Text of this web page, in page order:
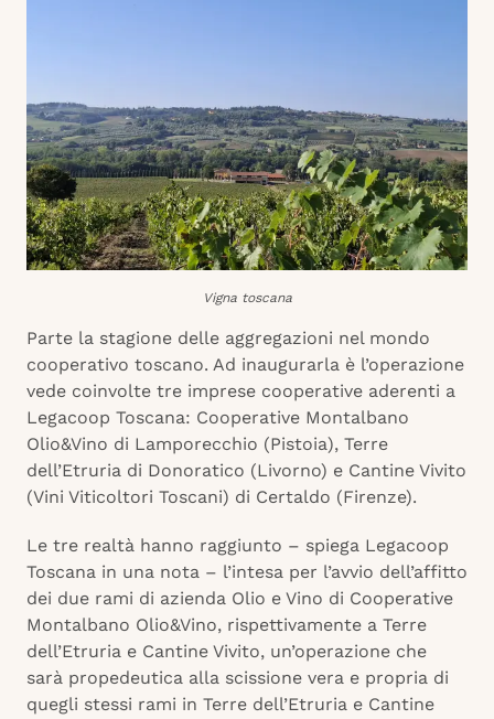
Vigna toscana
Parte la stagione delle aggregazioni nel mondo
cooperativo toscano. Ad inaugurarla è l’operazione
vede coinvolte tre imprese cooperative aderenti a
Legacoop Toscana: Cooperative Montalbano
Olio&Vino di Lamporecchio (Pistoia), Terre
dell’Etruria di Donoratico (Livorno) e Cantine Vivito
(Vini Viticoltori Toscani) di Certaldo (Firenze).
Le tre realtà hanno raggiunto – spiega Legacoop
Toscana in una nota – l’intesa per l’avvio dell’affitto
dei due rami di azienda Olio e Vino di Cooperative
Montalbano Olio&Vino, rispettivamente a Terre
dell’Etruria e Cantine Vivito, un’operazione che
sarà propedeutica alla scissione vera e propria di
quegli stessi rami in Terre dell’Etruria e Cantine